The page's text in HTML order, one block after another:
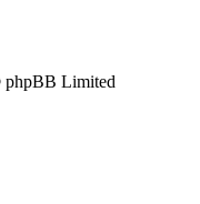
Limited